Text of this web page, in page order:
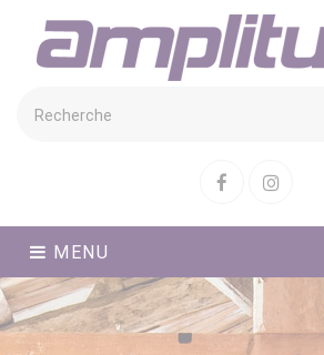
Facebook
MENU
Cookies management panel